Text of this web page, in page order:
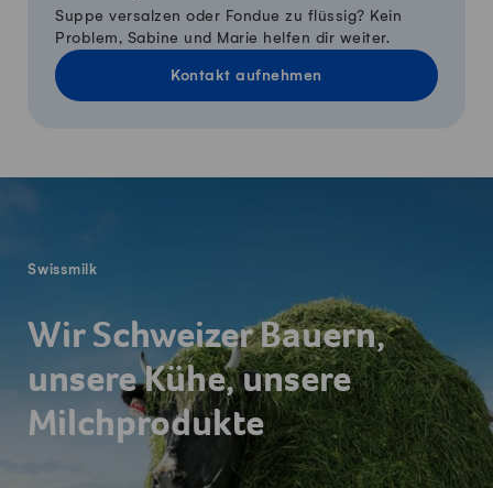
Suppe versalzen oder Fondue zu flüssig? Kein
Problem, Sabine und Marie helfen dir weiter.
Kontakt aufnehmen
Swissmilk
Wir Schweizer Bauern,
unsere Kühe, unsere
Milchprodukte